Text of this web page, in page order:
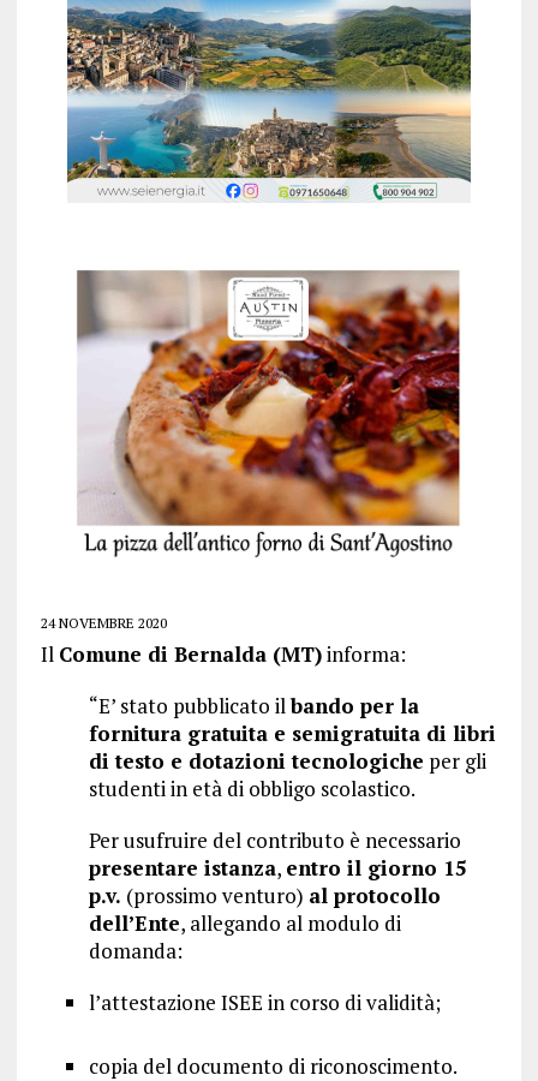
24 NOVEMBRE 2020
Il Comune di Bernalda (MT)informa:
“E’ stato pubblicato ilbando per la
fornitura gratuita e semigratuita di libri
di testo e dotazioni tecnologiche per gli
studenti in età di obbligo scolastico.
Per usufruire del contributo è necessario
presentare istanza, entro il giorno 15
p.v. (prossimo venturo) al protocollo
dell’Ente, allegando al modulo di
domanda:
l’attestazione ISEE in corso di validità;
copia del documento di riconoscimento.